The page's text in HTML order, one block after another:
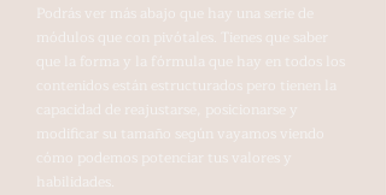
Podrás ver más abajo que hay una serie de
módulos que con pivótales. Tienes que saber
que la forma y la fórmula que hay en todos los
contenidos están estructurados pero tienen la
capacidad de reajustarse, posicionarse y
modificar su tamaño según vayamos viendo
cómo podemos potenciar tus valores y
habilidades.